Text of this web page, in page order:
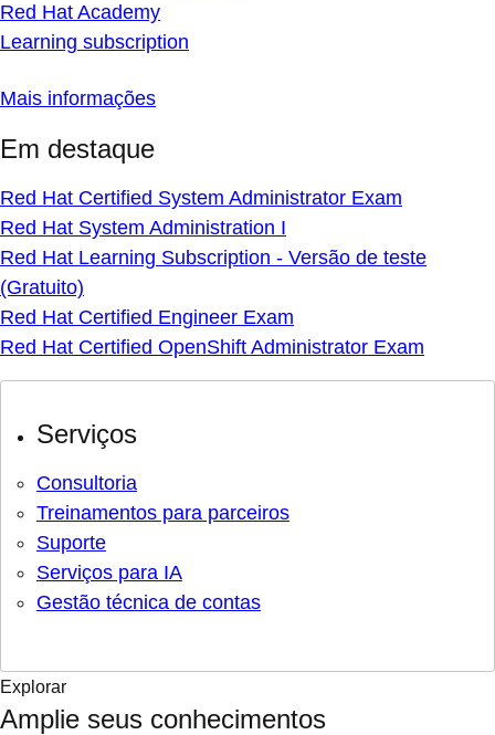
Red Hat Academy
Learning subscription
Mais informações
Em destaque
Red Hat Certified System Administrator Exam
Red Hat System Administration I
Red Hat Learning Subscription - Versão de teste
(Gratuito)
Red Hat Certified Engineer Exam
Red Hat Certified OpenShift Administrator Exam
Serviços
Consultoria
Treinamentos para parceiros
Suporte
Serviços para IA
Gestão técnica de contas
Explorar
Amplie seus conhecimentos